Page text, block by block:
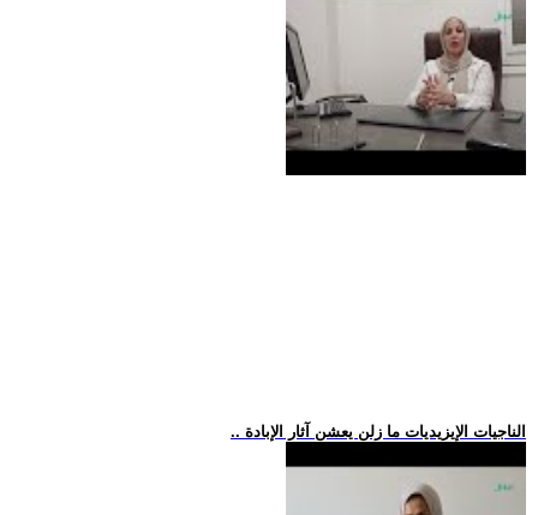
.. الناجيات الإيزيديات ما زلن يعشن آثار الإبادة